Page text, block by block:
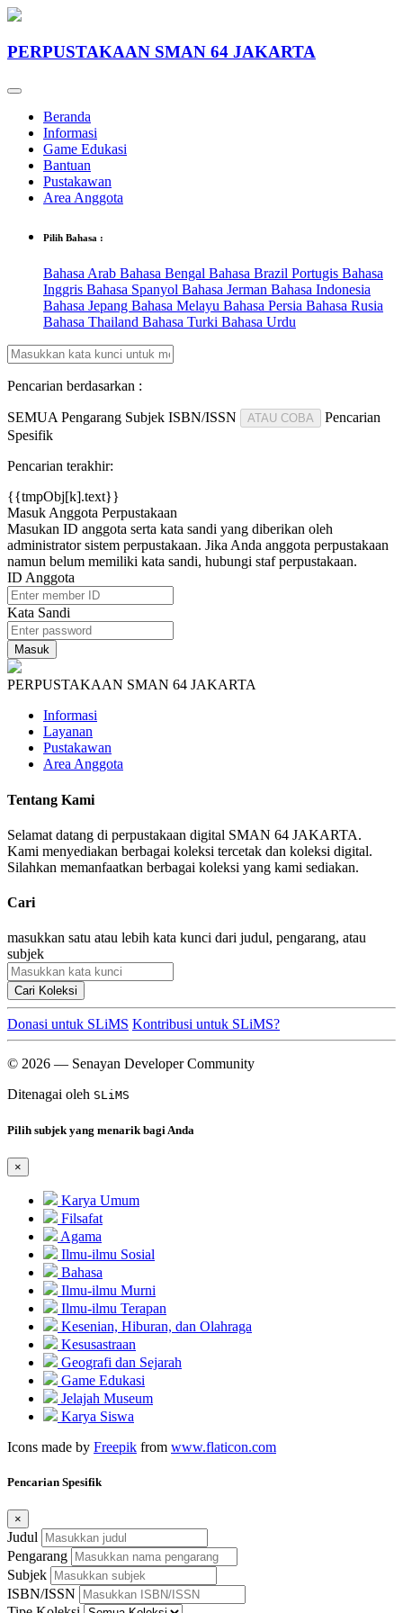
PERPUSTAKAAN SMAN 64 JAKARTA
Beranda
Informasi
Game Edukasi
Bantuan
Pustakawan
Area Anggota
Pilih Bahasa :
Bahasa Arab Bahasa Bengal Bahasa Brazil Portugis Bahasa
Inggris Bahasa Spanyol Bahasa Jerman Bahasa Indonesia
Bahasa Jepang Bahasa Melayu Bahasa Persia Bahasa Rusia
Bahasa Thailand Bahasa Turki Bahasa Urdu
Pencarian berdasarkan :
SEMUA Pengarang Subjek ISBN/ISSN ATAU COBA
Pencarian
Spesifik
Pencarian terakhir:
{{tmpObj[k].text}}
Masuk Anggota Perpustakaan
Masukan ID anggota serta kata sandi yang diberikan oleh
administrator sistem perpustakaan. Jika Anda anggota perpustakaan
namun belum memiliki kata sandi, hubungi staf perpustakaan.
ID Anggota
Kata Sandi
PERPUSTAKAAN SMAN 64 JAKARTA
Informasi
Layanan
Pustakawan
Area Anggota
Tentang Kami
Selamat datang di perpustakaan digital SMAN 64 JAKARTA.
Kami menyediakan berbagai koleksi tercetak dan koleksi digital.
Silahkan memanfaatkan berbagai koleksi yang kami sediakan.
Cari
masukkan satu atau lebih kata kunci dari judul, pengarang, atau
subjek
Cari Koleksi
Donasi untuk SLiMS Kontribusi untuk SLiMS?
© 2026 — Senayan Developer Community
Ditenagai oleh SLiMS
Pilih subjek yang menarik bagi Anda
×
Karya Umum
Filsafat
Agama
Ilmu-ilmu Sosial
Bahasa
Ilmu-ilmu Murni
Ilmu-ilmu Terapan
Kesenian, Hiburan, dan Olahraga
Kesusastraan
Geografi dan Sejarah
Game Edukasi
Jelajah Museum
Karya Siswa
Icons made by Freepik from www.flaticon.com
Pencarian Spesifik
×
Judul
Pengarang
Subjek
ISBN/ISSN